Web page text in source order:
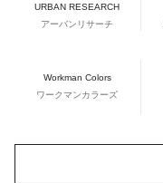
URBAN RESEARCH
アーバンリサーチ
Workman Colors
ワークマンカラーズ